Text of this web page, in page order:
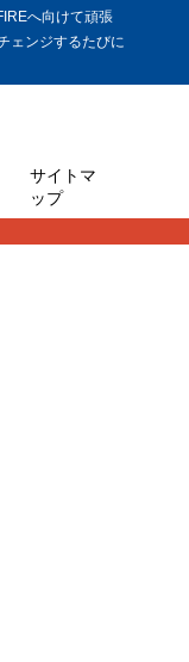
へ向けて頑張
ェンジするたびに
サイトマ
ップ